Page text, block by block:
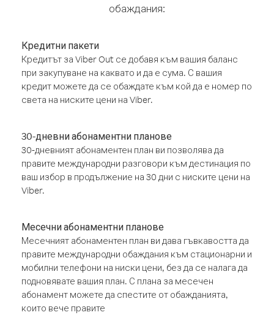
обаждания:
Кредитни пакети
Кредитът за Viber Out се добавя към вашия баланс
при закупуване на каквато и да е сума. С вашия
кредит можете да се обаждате към кой да е номер по
света на ниските цени на Viber.
30-дневни абонаментни планове
30-дневният абонаментен план ви позволява да
правите международни разговори към дестинация по
ваш избор в продължение на 30 дни с ниските цени на
Viber.
Месечни абонаментни планове
Месечният абонаментен план ви дава гъвкавостта да
правите международни обаждания към стационарни и
мобилни телефони на ниски цени, без да се налага да
подновявате вашия план. С плана за месечен
абонамент можете да спестите от обажданията,
които вече правите